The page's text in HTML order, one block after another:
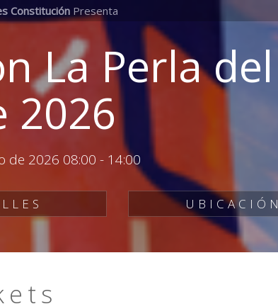
Constitución Presenta
La Perla del
2026
de 2026 08:00 - 14:00
UBICACIÓN